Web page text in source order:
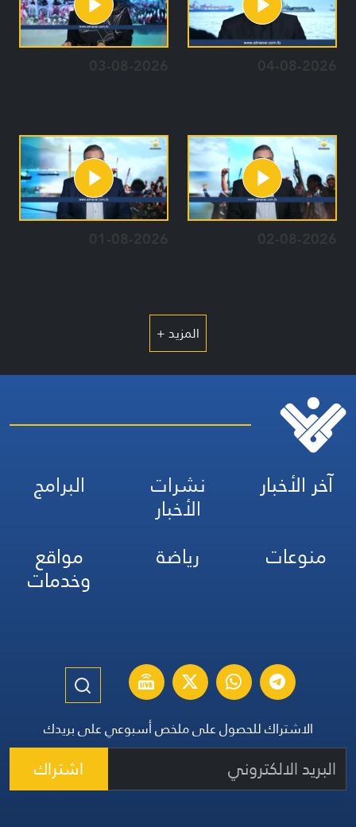
04-08-2026
03-08-2026
02-08-2026
01-08-2026
المزيد +
آخر الأخبار نشرات
الأخبار
البرامج
منوعات
رياضة مواقع
وخدمات
الاشتراك للحصول على ملخص أسبوعي على بريدك
اشتراك